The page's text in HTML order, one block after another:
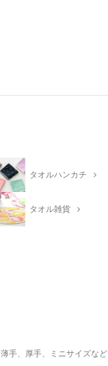
タオルハンカチ
タオル雑貨
薄手、厚手、ミニサイズなど